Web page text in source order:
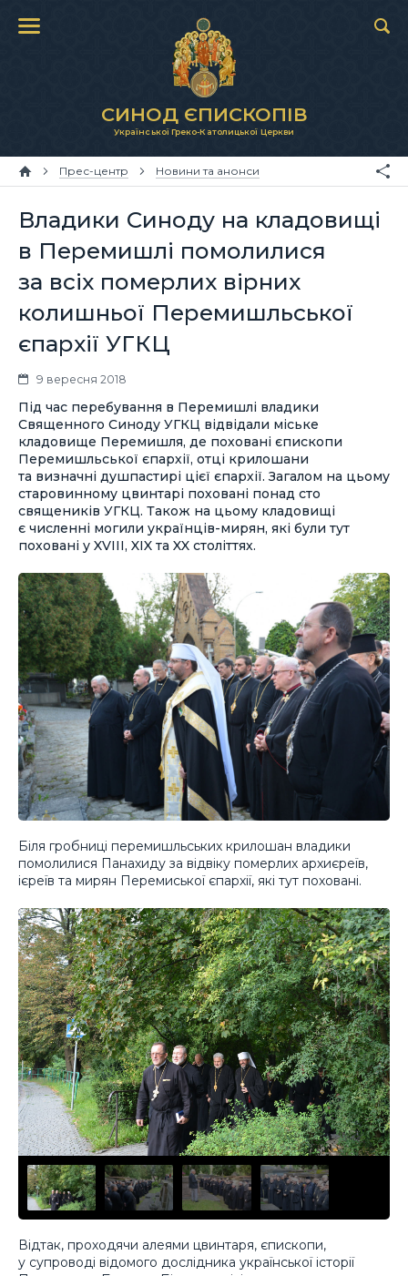
СИНОД ЄПИСКОПІВ
Української Греко-Католицької Церкви
Прес-центр Новини та анонси
Владики Синоду на кладовищі
в Перемишлі помолилися
за всіх померлих вірних
колишньої Перемишльської
єпархії УГКЦ
9 вересня 2018
Під час перебування в Перемишлі владики
Священного Синоду УГКЦ відвідали міське
кладовище Перемишля, де поховані єпископи
Перемишльської єпархії, отці крилошани
та визначні душпастирі цієї єпархії. Загалом на цьому
старовинному цвинтарі поховані понад сто
священиків УГКЦ. Також на цьому кладовищі
є численні могили українців-мирян, які були тут
поховані у XVIII, XIX та XX століттях.
Біля гробниці перемишльських крилошан владики
помолилися Панахиду за відвіку померлих архиєреїв,
ієреїв та мирян Перемиської єпархії, які тут поховані.
Відтак, проходячи алеями цвинтаря, єпископи,
у супроводі відомого дослідника української історії